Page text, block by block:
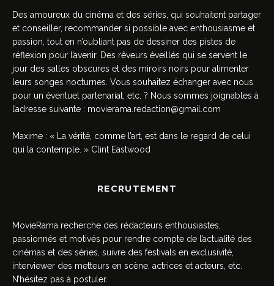
Des amoureux du cinéma et des séries, qui souhaitent partager
et conseiller, recommander si possible avec enthousiasme et
passion, tout en n’oubliant pas de dessiner des pistes de
réflexion pour l’avenir. Des rêveurs éveillés qui se servent le
jour des salles obscures et des miroirs noirs pour alimenter
leurs songes nocturnes. Vous souhaitez échanger avec nous
pour un éventuel partenariat, etc. ? Nous sommes joignables à
l’adresse suivante : movierama.redaction@gmail.com
Maxime : « La vérité, comme l’art, est dans le regard de celui
qui la contemple. » Clint Eastwood
RECRUTEMENT
MovieRama recherche des rédacteurs enthousiastes,
passionnés et motivés pour rendre compte de l’actualité des
cinémas et des séries, suivre des festivals en exclusivité,
interviewer des metteurs en scène, actrices et acteurs, etc.
N’hésitez pas à postuler.